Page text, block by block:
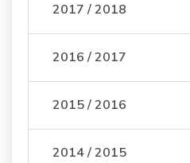
2017 / 2018
2016 / 2017
2015 / 2016
2014 / 2015